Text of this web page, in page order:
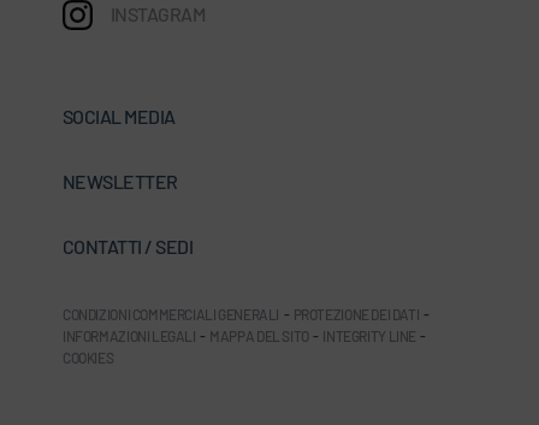
INSTAGRAM
SOCIAL MEDIA
NEWSLETTER
CONTATTI / SEDI
CONDIZIONI COMMERCIALI GENERALI - PROTEZIONE DEI DATI -
INFORMAZIONI LEGALI - MAPPA DEL SITO - INTEGRITY LINE -
COOKIES